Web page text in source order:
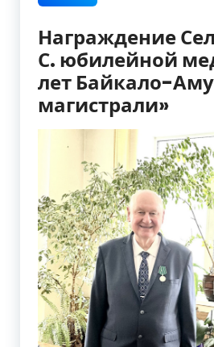
Награждение
С. юбилейной
лет Байкало-
магистрали»